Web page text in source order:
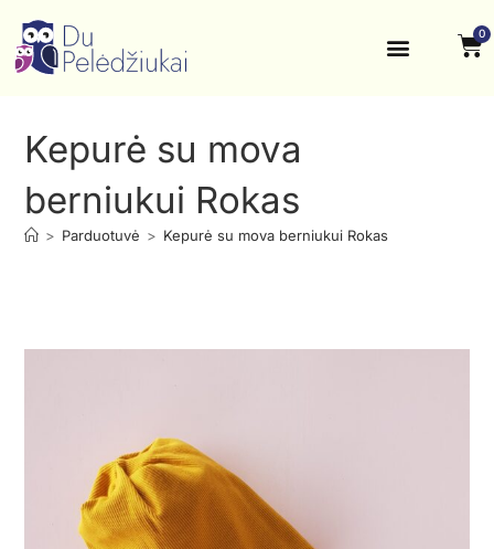
0
Kepurė su mova
berniukui Rokas
> Parduotuvė > Kepurė su mova berniukui Rokas